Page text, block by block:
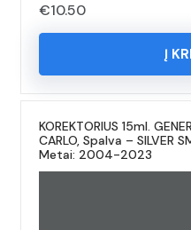
€10.50
Į
KOREKTORIUS 15ml.
CARLO, Spalva – SILVER
Metai: 2004-2023